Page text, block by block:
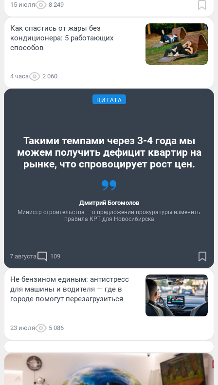
15 июля 8 249
Как спастись от жары без
кондиционера: 5 работающих
способов
4 часа 2 060
ЦИТАТА
Такими темпами через 3-4 года мы
можем получить дефицит квартир на
рынке, что спровоцирует рост цен.
Дмитрий Богомолов
Министр строительства — о предложении прокуратуры изменить
правила КРТ для Новосибирска
7 августа 109
Не бензином единым: антистресс
для машины и водителя — где в
городе помогут перезагрузиться
23 июля 5 086